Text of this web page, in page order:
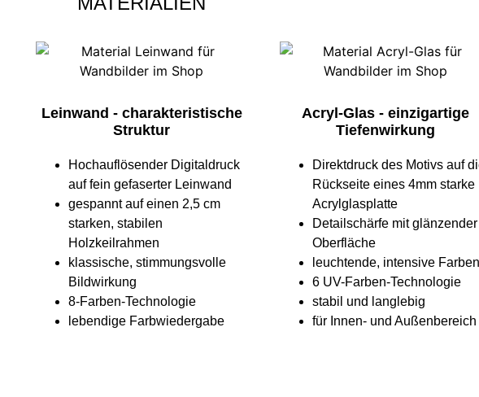
Leinwand - charakteristische
Struktur
Hochauflösender Digitaldruck
auf fein gefaserter Leinwand
gespannt auf einen 2,5 cm
starken, stabilen
Holzkeilrahmen
klassische, stimmungsvolle
Bildwirkung
8-Farben-Technologie
lebendige Farbwiedergabe
Acryl-Glas - einzigartige
Tiefenwirkung
Direktdruck des Motivs auf
Rückseite eines 4mm starke
Acrylglasplatte
Detailschärfe mit glänzender
Oberfläche
leuchtende, intensive Farben
6 UV-Farben-Technologie
stabil und langlebig
für Innen- und Außenbereich